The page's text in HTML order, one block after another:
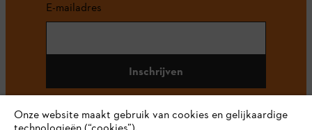
E-mailadres
Inschrijven
Onze website maakt gebruik van cookies en gelijkaardige